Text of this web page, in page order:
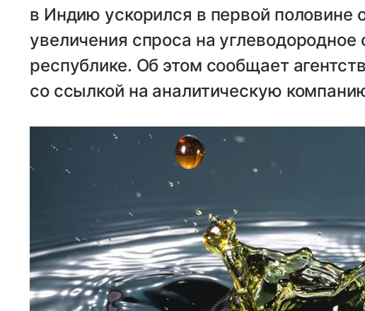
в Индию ускорился в первой половине
увеличения спроса на
республике. Об этом сообщает
со ссылкой на аналитическую